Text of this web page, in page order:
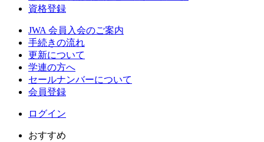
資格登録
JWA 会員入会のご案内
手続きの流れ
更新について
学連の方へ
セールナンバーについて
会員登録
ログイン
おすすめ